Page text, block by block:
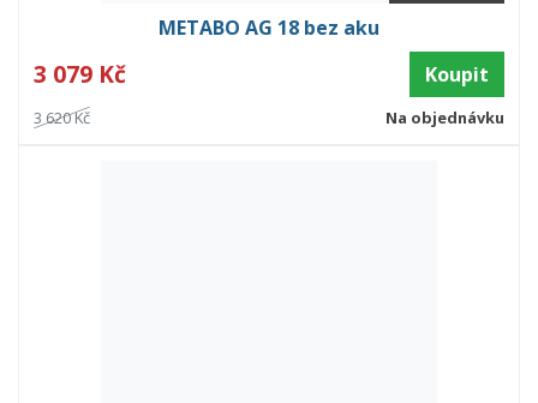
METABO AG 18 bez aku
3 079 Kč Koupit
3 620 Kč Na objednávku